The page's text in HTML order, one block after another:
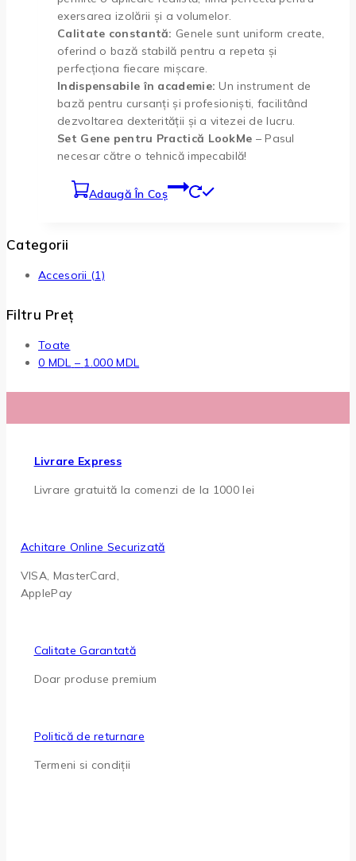
exersarea izolării și a volumelor.
Calitate constantă: Genele sunt uniform create,
oferind o bază stabilă pentru a repeta și
perfecționa fiecare mișcare.
Indispensabile în academie: Un instrument de
bază pentru cursanți și profesioniști, facilitând
dezvoltarea dexterității și a vitezei de lucru.
Set Gene pentru Practică LookMe – Pasul
necesar către o tehnică impecabilă!
Adaugă În Coș
Categorii
Accesorii (1)
Filtru Preț
Toate
0 MDL – 1.000MDL
Livrare Express
Livrare gratuită la comenzi de la 1000 lei
Achitare Online Securizată
VISA, MasterCard,
ApplePay
Calitate Garantată
Doar produse premium
Politică de returnare
Termeni si condiții